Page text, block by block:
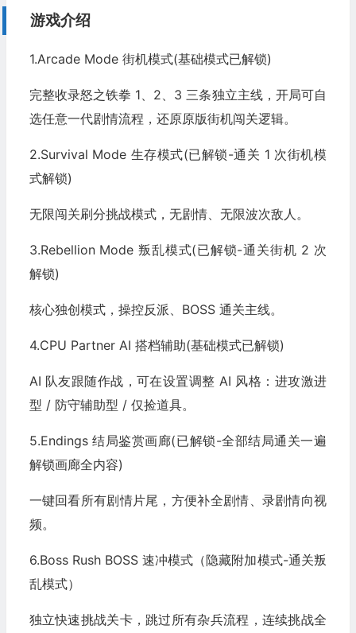
游戏介绍
1.Arcade Mode 街机模式(基础模式已解锁)
完整收录怒之铁拳 1、2、3 三条独立主线，开局可自
选任意一代剧情流程，还原原版街机闯关逻辑。
2.Survival Mode 生存模式(已解锁-通关 1 次街机模
式解锁)
无限闯关刷分挑战模式，无剧情、无限波次敌人。
3.Rebellion Mode 叛乱模式(已解锁-通关街机 2 次
解锁)
核心独创模式，操控反派、BOSS 通关主线。
4.CPU Partner AI 搭档辅助(基础模式已解锁)
AI 队友跟随作战，可在设置调整 AI 风格：进攻激进
型 / 防守辅助型 / 仅捡道具。
5.Endings 结局鉴赏画廊(已解锁-全部结局通关一遍
解锁画廊全内容)
一键回看所有剧情片尾，方便补全剧情、录剧情向视
频。
6.Boss Rush BOSS 速冲模式（隐藏附加模式-通关叛
乱模式）
独立快速挑战关卡，跳过所有杂兵流程，连续挑战全